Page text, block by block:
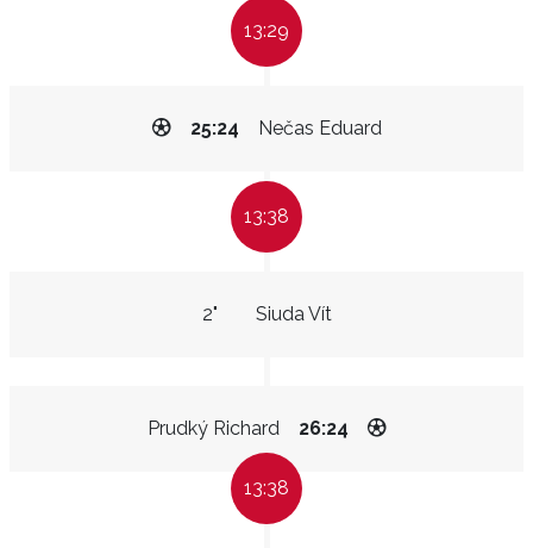
13:29
Nečas Eduard
25:24
13:38
Siuda Vít
2"
Prudký Richard 26:24
13:38